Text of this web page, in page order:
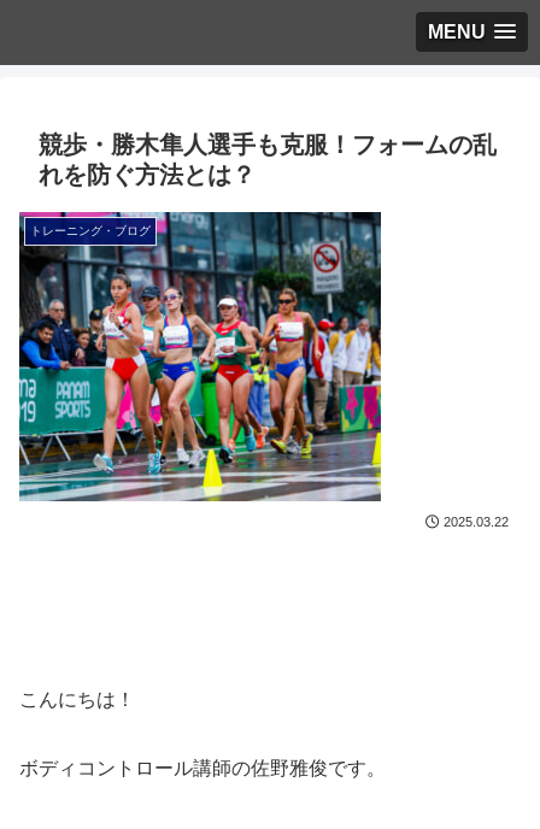
MENU
競歩・勝木隼人選手も克服！フォームの乱
れを防ぐ方法とは？
トレーニング・ブログ
2025.03.22
こんにちは！
ボディコントロール講師の佐野雅俊です。